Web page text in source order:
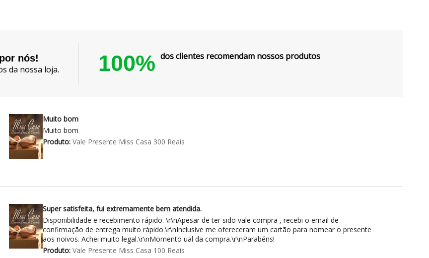
nós!
da nossa loja.
100% dos clientes recomendam nossos produtos
Muito bom
Muito bom
Produto:Vale Presente Miss Casa 300 Reais
Super satisfeita, fui extremamente bem atendida.
Disponibilidade e recebimento rápido. \r\nApesar de ter sido vale compra , recebi o email de
confirmação de entrega muito rápido.\r\nInclusive me ofereceram um cartão para nomear o presente
aos noivos. Achei muito legal.\r\nMomento ual da compra.\r\nParabéns!
Produto:Vale Presente Miss Casa 100 Reais